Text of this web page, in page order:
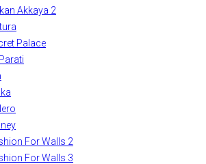
Akkaya 2
Palace
For Walls 2
For Walls 3